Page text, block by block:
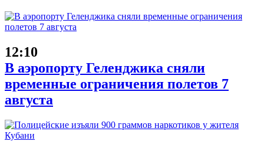
12:10
В аэропорту Геленджика сняли
временные ограничения полетов 7
августа